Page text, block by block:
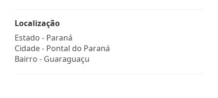
Localização
Estado - Paraná
Cidade - Pontal do Paraná
Bairro - Guaraguaçu